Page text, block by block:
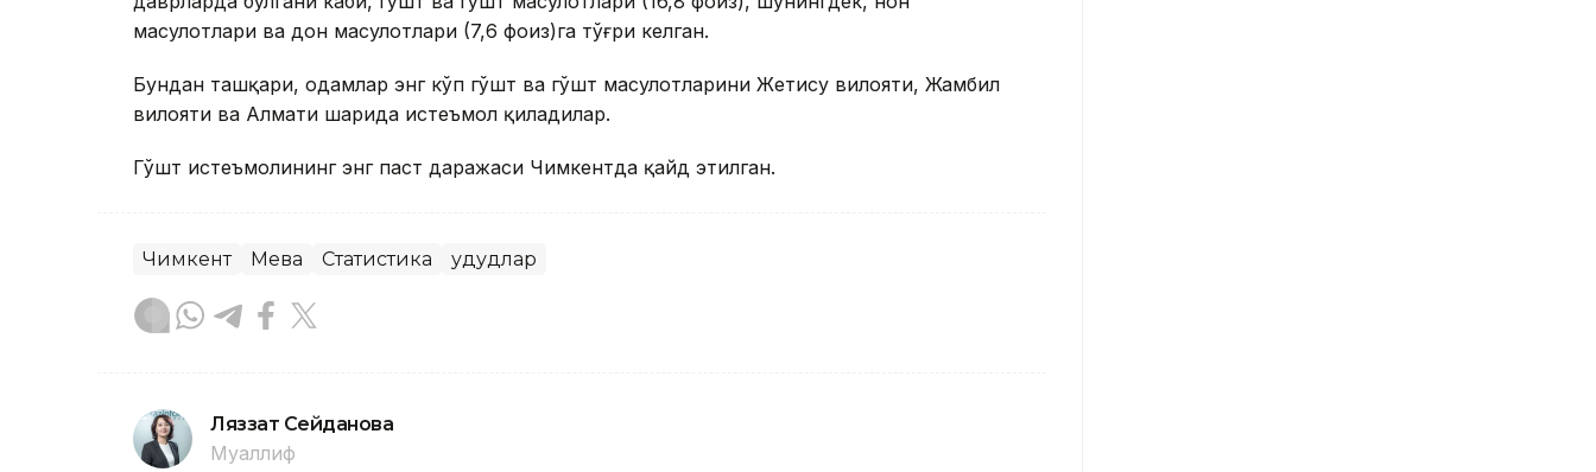
маҳсулотлари ва дон маҳсулотлари (7,6 фоиз)га тўғри келган.
Бундан ташқари, одамлар энг кўп гўшт ва гўшт маҳсулотларини Жетису вилояти, Жамбил
вилояти ва Алмати шаҳрида истеъмол қиладилар.
Гўшт истеъмолининг энг паст даражаси Чимкентда қайд этилган.
Чимкент Мева Статистика Ҳудудлар
Ляззат Сейданова
Муаллиф